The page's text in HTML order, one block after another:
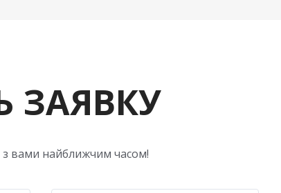
ЗАЯВКУ
з вами найближчим часом!